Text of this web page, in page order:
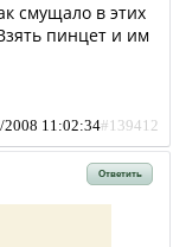
смущало в этих
пинцет и им
2008 11:02:34#139412
Ответить